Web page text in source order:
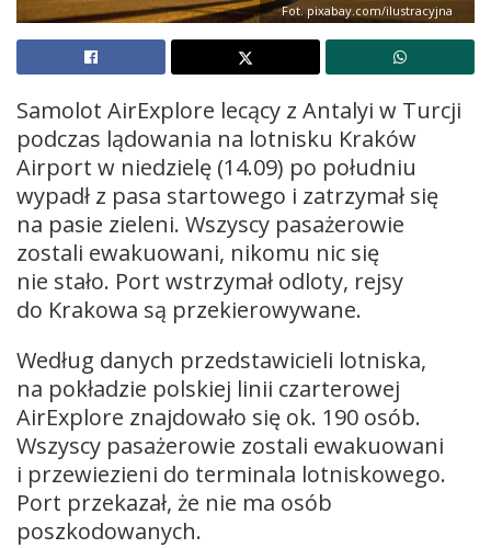
Fot. pixabay.com/ilustracyjna
Samolot AirExplore lecący z Antalyi w Turcji
podczas lądowania na lotnisku Kraków
Airport w niedzielę (14.09) po południu
wypadł z pasa startowego i zatrzymał się
na pasie zieleni. Wszyscy pasażerowie
zostali ewakuowani, nikomu nic się
nie stało. Port wstrzymał odloty, rejsy
do Krakowa są przekierowywane.
Według danych przedstawicieli lotniska,
na pokładzie polskiej linii czarterowej
AirExplore znajdowało się ok. 190 osób.
Wszyscy pasażerowie zostali ewakuowani
i przewiezieni do terminala lotniskowego.
Port przekazał, że nie ma osób
poszkodowanych.